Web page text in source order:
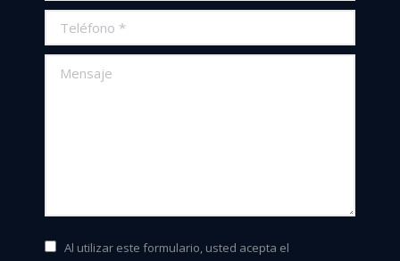
Teléfono *
Mensaje
Al utilizar este formulario, usted acepta el